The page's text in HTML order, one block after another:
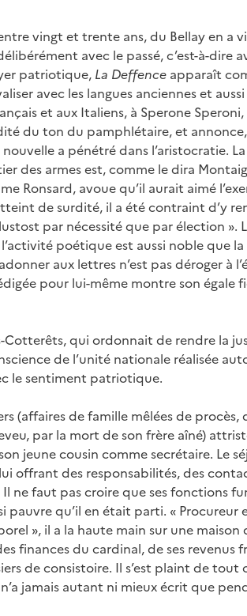
vingt et trente ans, du Bellay en a
avec le passé, c’est-à-dire
patriotique, La Deffence apparaît
avec les langues anciennes et
et aux Italiens, à Sperone
du ton du pamphlétaire, et
a pénétré dans l’aristocratie.
des armes est, comme le dira
Ronsard, avoue qu’il aurait aimé
de surdité, il a été contraint d’y
par nécessité que par élection ».
poétique est aussi noble que
aux lettres n’est pas déroger à
pour lui-même montre son égale
Cotterêts, qui ordonnait de rendre la
de l’unité nationale réalisée
le sentiment patriotique.
(affaires de famille mêlées de
par la mort de son frère aîné)
jeune cousin comme secrétaire. Le
offrant des responsabilités, des
ne faut pas croire que ses fonctions
pauvre qu’il en était parti. « Procureur
», il a la haute main sur une
finances du cardinal, de ses revenus
de consistoire. Il s’est plaint de tout
jamais autant ni mieux écrit que